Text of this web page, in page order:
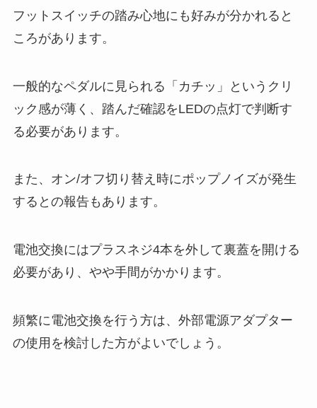
フットスイッチの踏み心地にも好みが分かれると
ころがあります。
一般的なペダルに見られる「カチッ」というクリ
ック感が薄く、踏んだ確認をLEDの点灯で判断す
る必要があります。
また、オン/オフ切り替え時にポップノイズが発生
するとの報告もあります。
電池交換にはプラスネジ4本を外して裏蓋を開ける
必要があり、やや手間がかかります。
頻繁に電池交換を行う方は、外部電源アダプター
の使用を検討した方がよいでしょう。